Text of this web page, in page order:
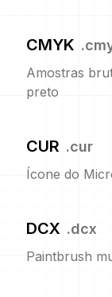
CMYK .
Amostras
preto
CUR .cur
Ícone do
DCX .dcx
Paintbrush